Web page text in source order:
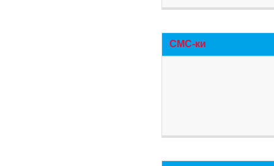
СМС-ки